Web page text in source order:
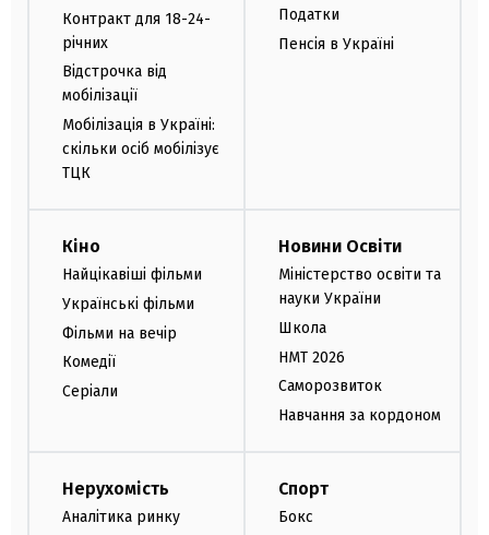
Контракт для 18-24-
річних
Відстрочка від
мобілізації
Мобілізація в Україні:
скільки осіб мобілізує
ТЦК
Податки
Пенсія в Україні
Кіно
Найцікавіші фільми
Українські фільми
Фільми на вечір
Комедії
Серіали
Новини Освіти
Міністерство освіти та
науки України
Школа
НМТ 2026
Саморозвиток
Навчання за кордоном
Нерухомість
Аналітика ринку
Спорт
Бокс